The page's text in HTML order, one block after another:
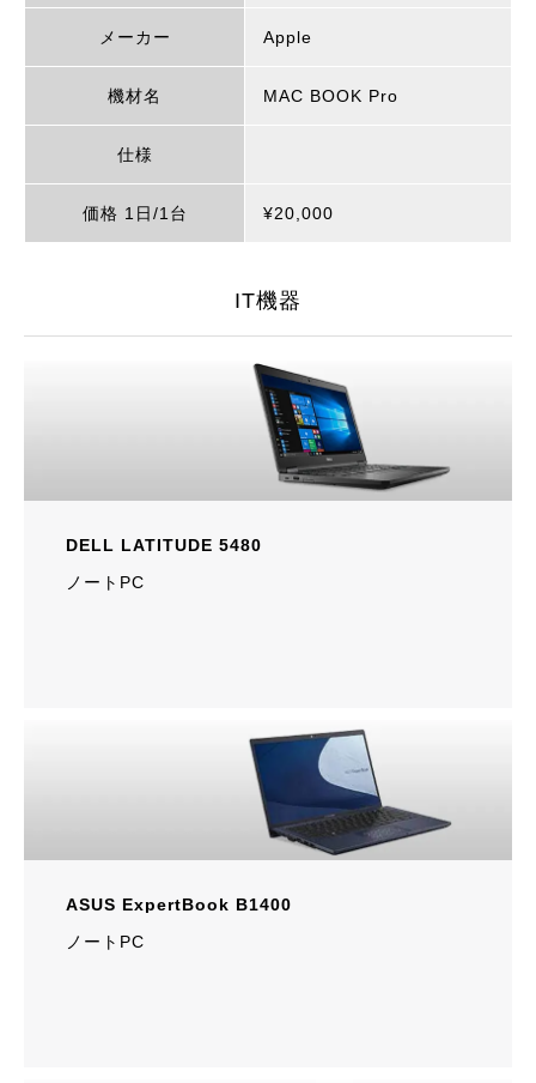
メーカー Apple
機材名 MAC BOOK Pro
仕様
価格 1日/1台 ¥20,000
IT機器
DELL LATITUDE 5480
ノートPC
ASUS ExpertBook B1400
ノートPC